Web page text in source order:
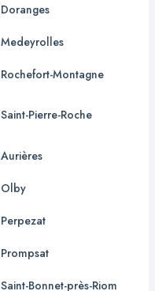
Doranges
Medeyrolles
Rochefort-Montagne
Saint-Pierre-Roche
Aurières
Olby
Perpezat
Prompsat
Saint-Bonnet-près-Riom